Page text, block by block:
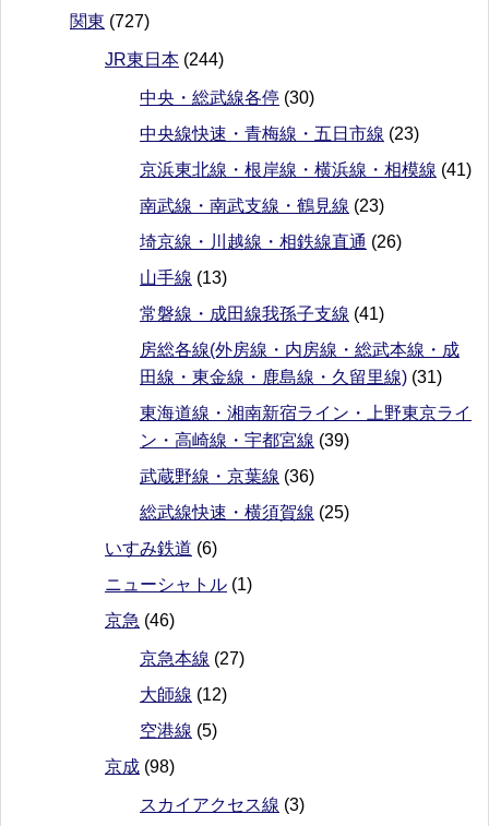
関東 (727)
JR東日本 (244)
中央・総武線各停 (30)
中央線快速・青梅線・五日市線 (23)
京浜東北線・根岸線・横浜線・相模線 (41)
南武線・南武支線・鶴見線 (23)
埼京線・川越線・相鉄線直通 (26)
山手線 (13)
常磐線・成田線我孫子支線 (41)
房総各線(外房線・内房線・総武本線・成
田線・東金線・鹿島線・久留里線) (31)
東海道線・湘南新宿ライン・上野東京ライ
ン・高崎線・宇都宮線 (39)
武蔵野線・京葉線 (36)
総武線快速・横須賀線 (25)
いすみ鉄道 (6)
ニューシャトル (1)
京急 (46)
京急本線 (27)
大師線 (12)
空港線 (5)
京成 (98)
スカイアクセス線 (3)